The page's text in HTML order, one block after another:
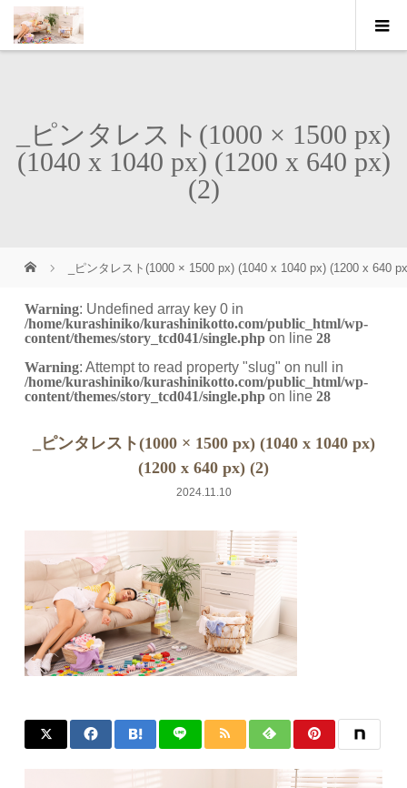
_ピンタレスト(1000 × 1500 px)
(1040 x 1040 px) (1200 x 640 px)
(2)
_ピンタレスト(1000 × 1500 px) (1040 x 1040 px) (1200 x 640
Warning: Undefined array key 0 in
/home/kurashiniko/kurashinikotto.com/public_html/wp-
content/themes/story_tcd041/single.php on line28
Warning: Attempt to read property "slug" on null in
/home/kurashiniko/kurashinikotto.com/public_html/wp-
content/themes/story_tcd041/single.php on line28
_ピンタレスト(1000 × 1500 px) (1040 x 1040 px)
(1200 x 640 px) (2)
2024.11.10